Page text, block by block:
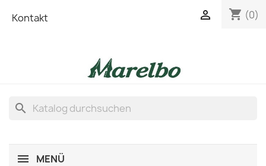
Kontakt shopping_cart (0)

search
MENÜ